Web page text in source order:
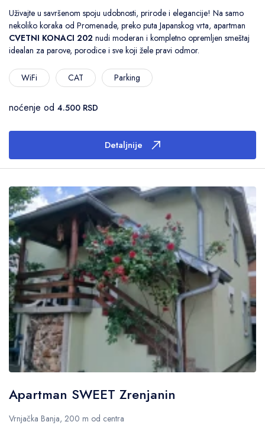
Uživajte u savršenom spoju udobnosti, prirode i elegancije! Na samo
nekoliko koraka od Promenade, preko puta Japanskog vrta, apartman
CVETNI KONACI 202 nudi moderan i kompletno opremljen smeštaj
idealan za parove, porodice i sve koji žele pravi odmor.
WiFi CAT Parking
noćenje od 4.500 RSD
Detaljnije
Apartman SWEET Zrenjanin
Vrnjačka Banja, 200 m od centra